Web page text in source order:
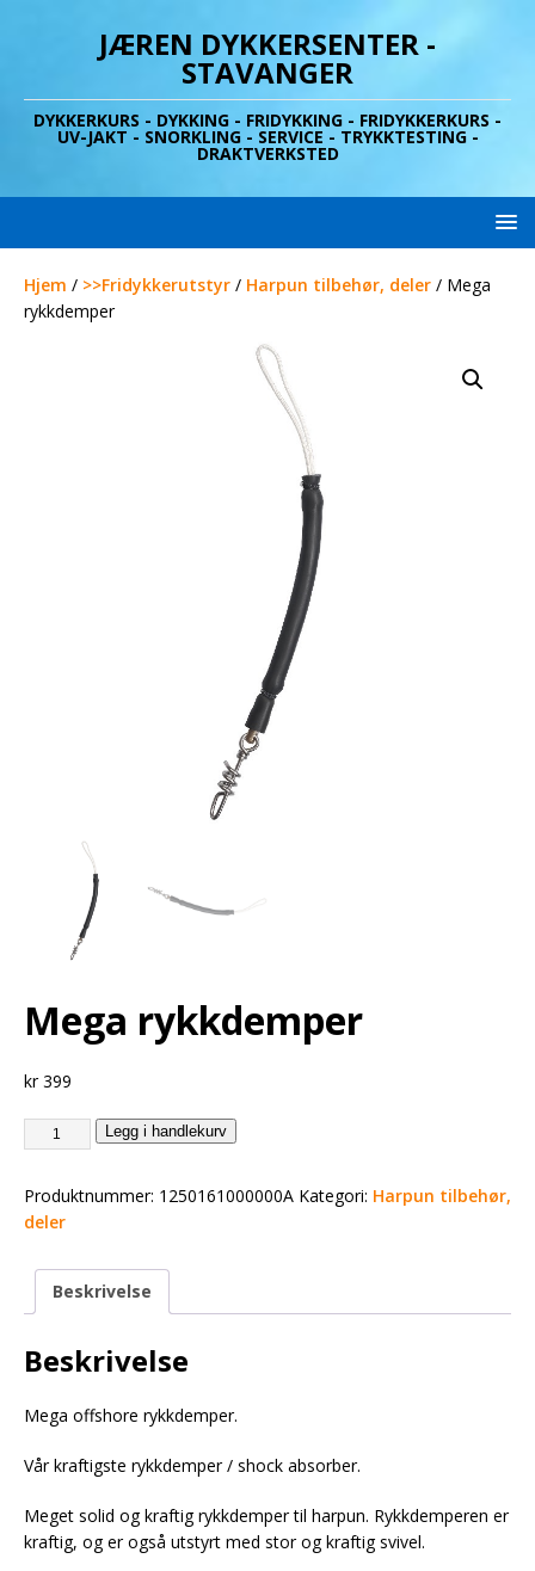
JÆREN DYKKERSENTER -
STAVANGER
DYKKERKURS - DYKKING - FRIDYKKING - FRIDYKKERKURS -
UV-JAKT - SNORKLING - SERVICE - TRYKKTESTING -
DRAKTVERKSTED
Hjem / >>Fridykkerutstyr / Harpun tilbehør, deler / Mega
rykkdemper
Mega rykkdemper
kr399
Legg i handlekurv
Produktnummer: 1250161000000A Kategori: Harpun tilbehør,
deler
Beskrivelse
Beskrivelse
Mega offshore rykkdemper.
Vår kraftigste rykkdemper / shock absorber.
Meget solid og kraftig rykkdemper til harpun. Rykkdemperen er
kraftig, og er også utstyrt med stor og kraftig svivel.